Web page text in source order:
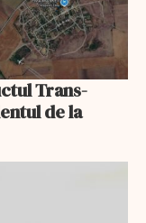
Trans-
de la